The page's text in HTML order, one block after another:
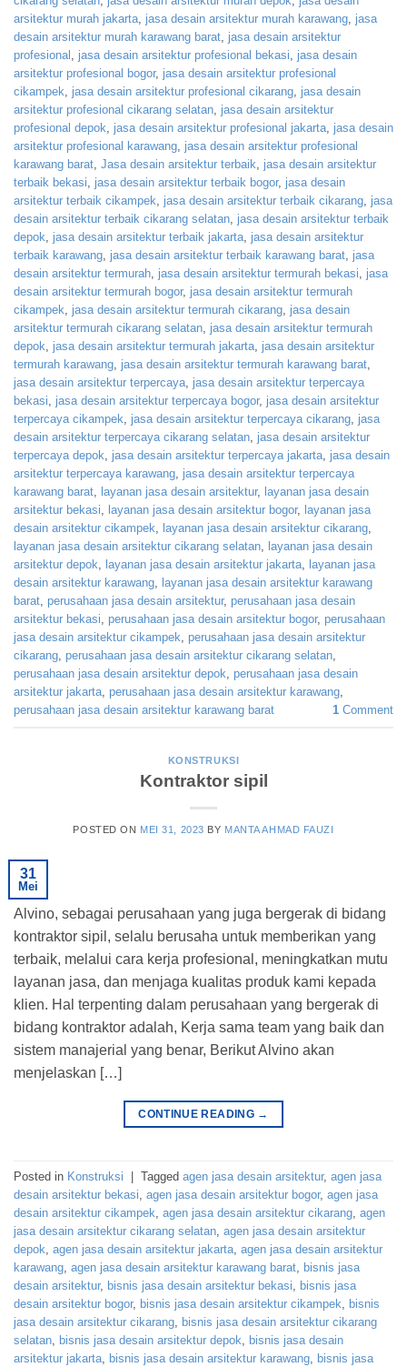
arsitektur murah jakarta, jasa desain arsitektur murah karawang, jasa
desain arsitektur murah karawang barat, jasa desain arsitektur
profesional , jasa desain arsitektur profesional bekasi, jasa desain
arsitektur profesional bogor, jasa desain arsitektur profesional
cikampek, jasa desain arsitektur profesional cikarang, jasa desain
arsitektur profesional cikarang selatan, jasa desain arsitektur
profesional depok, jasa desain arsitektur profesional jakarta, jasa desain
arsitektur profesional karawang, jasa desain arsitektur profesional
karawang barat, Jasa desain arsitektur terbaik, jasa desain arsitektur
terbaik bekasi, jasa desain arsitektur terbaik bogor, jasa desain
arsitektur terbaik cikampek, jasa desain arsitektur terbaik cikarang, jasa
desain arsitektur terbaik cikarang selatan, jasa desain arsitektur terbaik
depok, jasa desain arsitektur terbaik jakarta, jasa desain arsitektur
terbaik karawang, jasa desain arsitektur terbaik karawang barat, jasa
desain arsitektur termurah, jasa desain arsitektur termurah bekasi, jasa
desain arsitektur termurah bogor, jasa desain arsitektur termurah
cikampek, jasa desain arsitektur termurah cikarang, jasa desain
arsitektur termurah cikarang selatan, jasa desain arsitektur termurah
depok, jasa desain arsitektur termurah jakarta, jasa desain arsitektur
termurah karawang, jasa desain arsitektur termurah karawang barat,
jasa desain arsitektur terpercaya, jasa desain arsitektur terpercaya
bekasi, jasa desain arsitektur terpercaya bogor, jasa desain arsitektur
terpercaya cikampek, jasa desain arsitektur terpercaya cikarang, jasa
desain arsitektur terpercaya cikarang selatan, jasa desain arsitektur
terpercaya depok, jasa desain arsitektur terpercaya jakarta, jasa desain
arsitektur terpercaya karawang, jasa desain arsitektur terpercaya
karawang barat, layanan jasa desain arsitektur, layanan jasa desain
arsitektur bekasi, layanan jasa desain arsitektur bogor, layanan jasa
desain arsitektur cikampek, layanan jasa desain arsitektur cikarang,
layanan jasa desain arsitektur cikarang selatan, layanan jasa desain
arsitektur depok, layanan jasa desain arsitektur jakarta, layanan jasa
desain arsitektur karawang, layanan jasa desain arsitektur karawang
barat, perusahaan jasa desain arsitektur, perusahaan jasa desain
arsitektur bekasi, perusahaan jasa desain arsitektur bogor, perusahaan
jasa desain arsitektur cikampek, perusahaan jasa desain arsitektur
cikarang, perusahaan jasa desain arsitektur cikarang selatan,
perusahaan jasa desain arsitektur depok, perusahaan jasa desain
arsitektur jakarta, perusahaan jasa desain arsitektur karawang,
perusahaan jasa desain arsitektur karawang barat
1 Comment
KONSTRUKSI
Kontraktor sipil
POSTED ON MEI 31, 2023 BY MANTA AHMAD FAUZI
31
Mei
Alvino, sebagai perusahaan yang juga bergerak di bidang
kontraktor sipil, selalu berusaha untuk memberikan yang
terbaik, melalui cara kerja profesional, meningkatkan mutu
layanan jasa, dan menjaga kualitas produk kami kepada
klien. Hal terpenting dalam perusahaan yang bergerak di
bidang kontraktor adalah, Kerja sama team yang baik dan
sistem manajerial yang benar, Berikut Alvino akan
menjelaskan […]
CONTINUE READING →
Posted in Konstruksi Tagged agen jasa desain arsitektur, agen jasa
desain arsitektur bekasi agen jasa desain arsitektur bogor, agen jasa
desain arsitektur cikampek agen jasa desain arsitektur cikarang agen
jasa desain arsitektur cikarang selatan agen jasa desain arsitektur
depok agen jasa desain arsitektur jakarta agen jasa desain arsitektur
karawang agen jasa desain arsitektur karawang barat
bisnis jasa
desain arsitektur, bisnis jasa desain arsitektur bekasi
bisnis jasa
desain arsitektur bogor, bisnis jasa desain arsitektur cikampek
bisnis
jasa desain arsitektur cikarang
bisnis jasa desain arsitektur cikarang
selatan
bisnis jasa desain arsitektur depok
bisnis jasa desain
arsitektur jakarta
bisnis jasa desain arsitektur karawang
bisnis jasa